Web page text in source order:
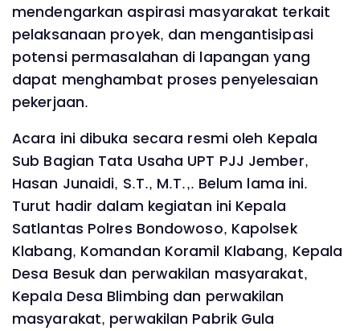
mendengarkan aspirasi masyarakat terkait
pelaksanaan proyek, dan mengantisipasi
potensi permasalahan di lapangan yang
dapat menghambat proses penyelesaian
pekerjaan.
Acara ini dibuka secara resmi oleh Kepala
Sub Bagian Tata Usaha UPT PJJ Jember,
Hasan Junaidi, S.T., M.T.,. Belum lama ini.
Turut hadir dalam kegiatan ini Kepala
Satlantas Polres Bondowoso, Kapolsek
Klabang, Komandan Koramil Klabang, Kepala
Desa Besuk dan perwakilan masyarakat,
Kepala Desa Blimbing dan perwakilan
masyarakat, perwakilan Pabrik Gula